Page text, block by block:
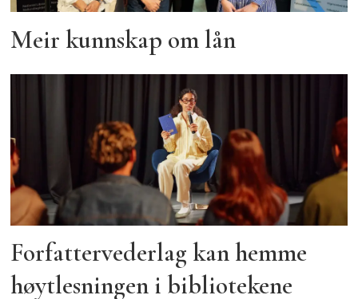
Meir kunnskap om lån
Forfattervederlag kan hemme
høytlesningen i bibliotekene